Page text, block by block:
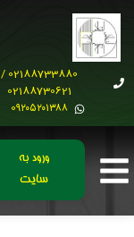
02188733880 /
02188730621
0۹۲۰۵۲۰۱۳۸۸
ورود به
سایت